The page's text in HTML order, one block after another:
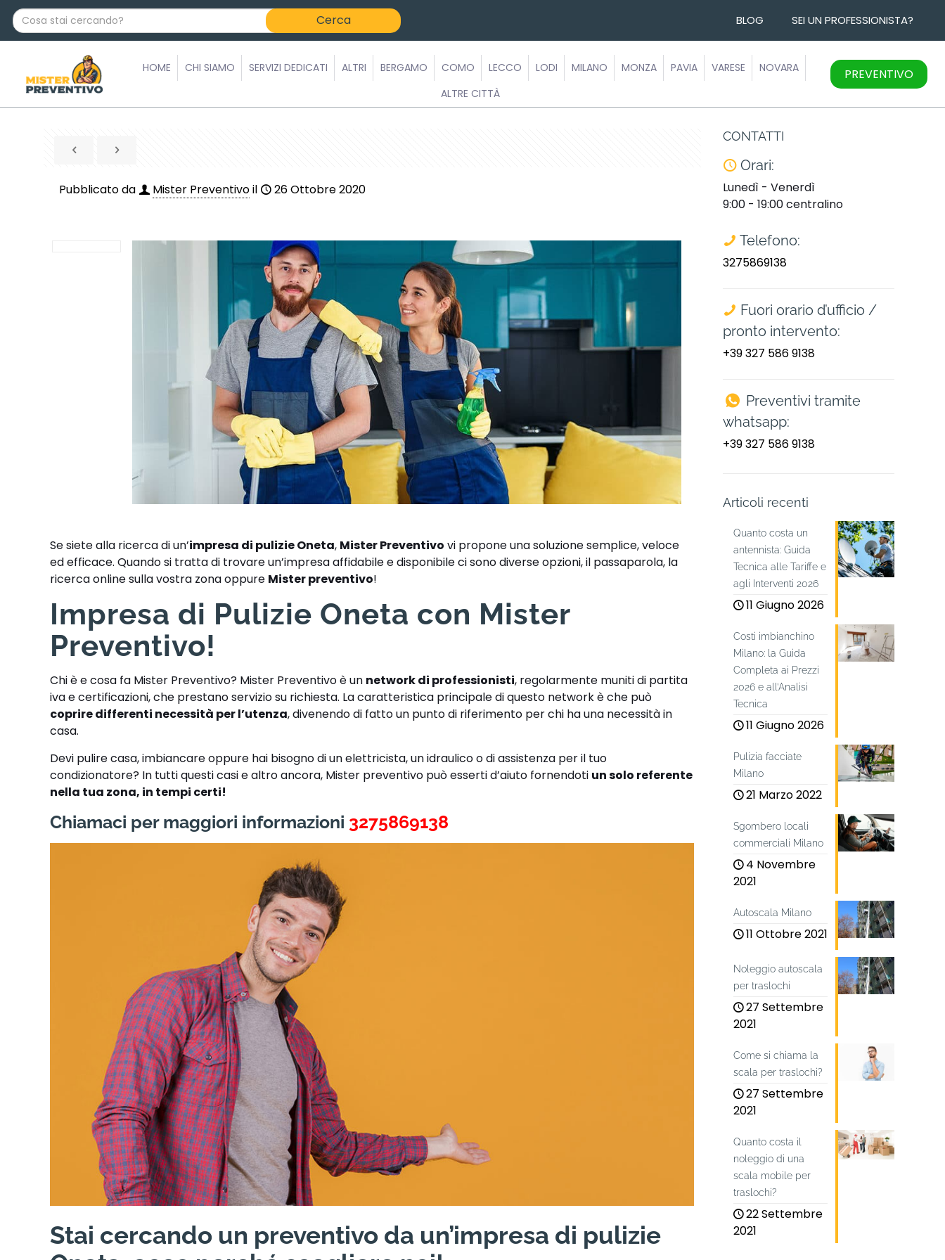
C
o
BLOG SEI UN PROFESSIONISTA?
HOME CHI SIAMO SERVIZI DEDICATI ALTRI BERGAMO COMO LECCO LODI MILANO MONZA PAVIA VARESE
NOVARA
ALTRE CITTÀ
PREVENTIVO
Pubblicato da Mister Preventivoil 26 Ottobre 2020
Se siete alla ricerca di un’impresa di pulizie Oneta, Mister Preventivo vi propone una soluzione semplice, veloce
ed efficace. Quando si tratta di trovare un’impresa affidabile e disponibile ci sono diverse opzioni, il passaparola, la
ricerca online sulla vostra zona oppure Mister preventivo!
Impresa di Pulizie Oneta con Mister
Preventivo!
Chi è e cosa fa Mister Preventivo? Mister Preventivo è un network di professionisti, regolarmente muniti di partita
iva e certificazioni, che prestano servizio su richiesta. La caratteristica principale di questo network è che può
coprire differenti necessità per l’utenza, divenendo di fatto un punto di riferimento per chi ha una necessità in
casa.
Devi pulire casa, imbiancare oppure hai bisogno di un elettricista, un idraulico o di assistenza per il tuo
condizionatore? In tutti questi casi e altro ancora, Mister preventivo può esserti d’aiuto fornendoti un solo referente
nella tua zona, in tempi certi!
Chiamaci per maggiori informazioni 3275869138
Stai cercando un preventivo da un’impresa di pulizie
CONTATTI
Orari:
Lunedì - Venerdì
9:00 - 19:00 centralino
Telefono:
3275869138
Fuori orario d’ufficio /
pronto intervento:
+39 327 586 9138
Preventivi tramite
whatsapp:
+39 327 586 9138
Articoli recenti
Quanto costa un
antennista: Guida
Tecnica alle Tariffe e
agli Interventi 2026
11 Giugno 2026
Costi imbianchino
Milano: la Guida
Completa ai Prezzi
2026 e all’Analisi
Tecnica
11 Giugno 2026
Pulizia facciate
Milano
21 Marzo 2022
Sgombero locali
commerciali Milano
4 Novembre
2021
Autoscala Milano
11 Ottobre 2021
Noleggio autoscala
per traslochi
27 Settembre
2021
Come si chiama la
scala per traslochi?
27 Settembre
2021
Quanto costa il
noleggio di una
scala mobile per
traslochi?
22 Settembre
2021